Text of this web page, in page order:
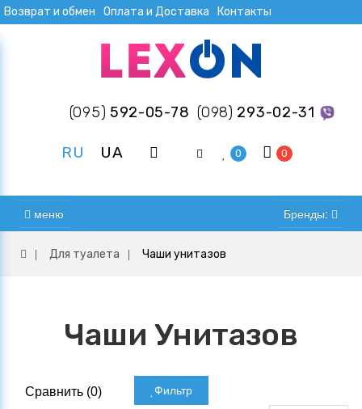
Возврат и обмен Оплата и Доставка Контакты
(095) 592-05-78 (098) 293-02-31
RU UA 0 0
меню Бренды:
Для туалета Чаши унитазов
Чаши Унитазов
Сравнить (0) Фильтр